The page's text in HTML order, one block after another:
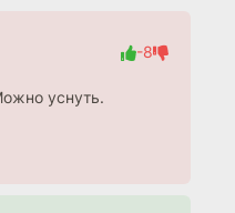
-8
уснуть.